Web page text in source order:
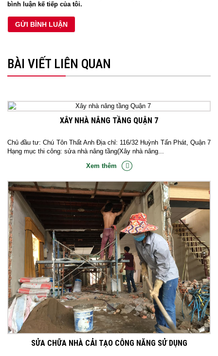
bình luận kế tiếp của tôi.
BÀI VIẾT LIÊN QUAN
XÂY NHÀ NÂNG TẦNG QUẬN 7
Chủ đầu tư: Chú Tôn Thất Anh Địa chỉ: 116/32 Huỳnh Tấn Phát, Quận 7
Hạng mục thi công: sửa nhà nâng tầng(Xây nhà nâng...
Xem thêm
SỬA CHỮA NHÀ CẢI TẠO CÔNG NĂNG SỬ DỤNG